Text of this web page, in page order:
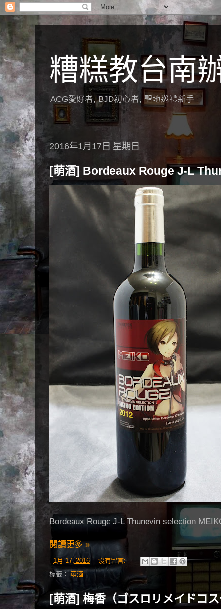
糟糕教台南
ACG愛好者, BJD初心者, 聖地巡禮新手
2016年1月17日 星期日
[萌酒] Bordeaux Rouge J-L
Bordeaux Rouge J-L Thunevin selection
閱讀更多 »
- 1月 17, 2016
沒有留言:
標籤： 萌酒
[萌酒] 梅香（ゴスロリメイドコ